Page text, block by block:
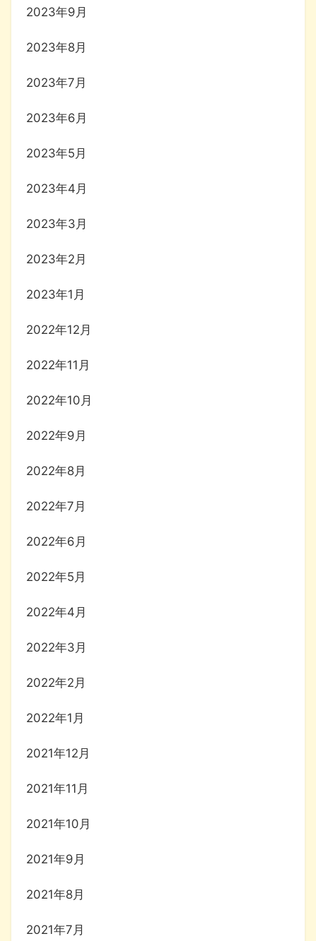
2023年9月
2023年8月
2023年7月
2023年6月
2023年5月
2023年4月
2023年3月
2023年2月
2023年1月
2022年12月
2022年11月
2022年10月
2022年9月
2022年8月
2022年7月
2022年6月
2022年5月
2022年4月
2022年3月
2022年2月
2022年1月
2021年12月
2021年11月
2021年10月
2021年9月
2021年8月
2021年7月